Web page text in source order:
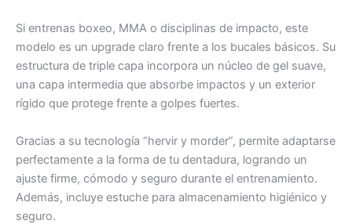
Si entrenas boxeo, MMA o disciplinas de impacto, este
modelo es un upgrade claro frente a los bucales básicos. Su
estructura de triple capa incorpora un núcleo de gel suave,
una capa intermedia que absorbe impactos y un exterior
rígido que protege frente a golpes fuertes.
Gracias a su tecnología “hervir y morder”, permite adaptarse
perfectamente a la forma de tu dentadura, logrando un
ajuste firme, cómodo y seguro durante el entrenamiento.
Además, incluye estuche para almacenamiento higiénico y
seguro.